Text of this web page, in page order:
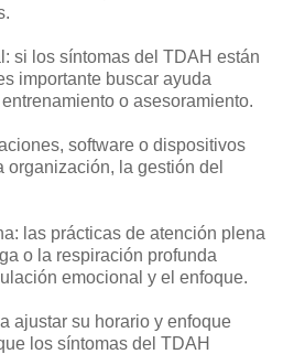
si los síntomas del TDAH están
importante buscar ayuda
o asesoramiento.
software o dispositivos
la gestión del
las prácticas de atención plena
o la respiración profunda
emocional y el enfoque.
ajustar su horario y enfoque
los síntomas del TDAH